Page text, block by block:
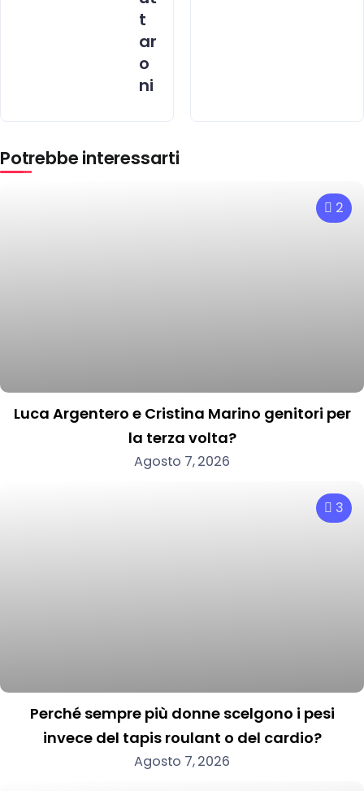
t
ar
o
ni
Potrebbe interessarti
2
Luca Argentero e Cristina Marino genitori per
la terza volta?
Agosto 7, 2026
3
Perché sempre più donne scelgono i pesi
invece del tapis roulant o del cardio?
Agosto 7, 2026